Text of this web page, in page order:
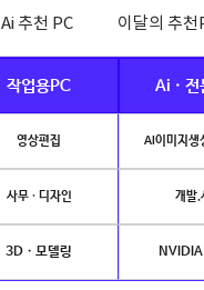
Ai 추천 PC 이달의 추천
작업용PC Ai · 전
영상편집 AI이미지생
사무 · 디자인 개발.
3D · 모델링